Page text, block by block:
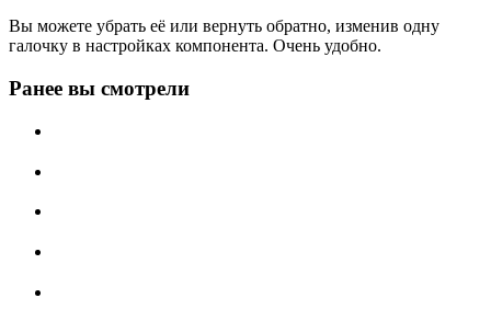
Вы можете убрать её или вернуть обратно, изменив одну
галочку в настройках компонента. Очень удобно.
Ранее вы смотрели